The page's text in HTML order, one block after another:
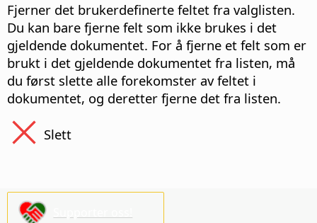
Fjerner det brukerdefinerte feltet fra valglisten.
Du kan bare fjerne felt som ikke brukes i det
gjeldende dokumentet. For å fjerne et felt som er
brukt i det gjeldende dokumentet fra listen, må
du først slette alle forekomster av feltet i
dokumentet, og deretter fjerne det fra listen.
Slett